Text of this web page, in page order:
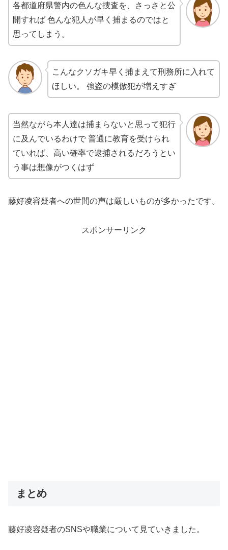
各都道府県警内の色んな捜査を、さっさと公
開すれば 色んな犯人が早く捕まるのではと
思ってしまう。
こんなクソガキ早く捕まえて刑務所に入れて
ほしい。 強盗の模倣犯が増えすぎ
当然ながら本人達は捕まらないと思って犯行
に及んでいるわけで 普通に教育を受けられ
ていれば、高い確率で逮捕されるだろうとい
う事は想像がつくはず
藤好凌容疑者への世間の声は厳しいものが多かったです。
スポンサーリンク
まとめ
藤好凌容疑者のSNSや職業について見ていきました。